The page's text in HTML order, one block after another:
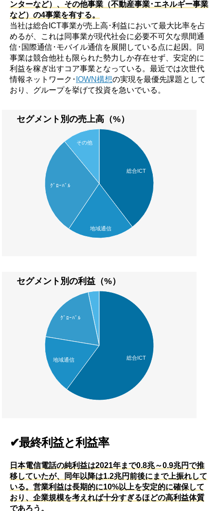
ンターなど）、その他事業（不動産事業･エネルギー事業
など）の4事業を有する。
当社は総合ICT事業が売上高･利益において最大比率を占
めるが、これは同事業が現代社会に必要不可欠な県間通
信･国際通信･モバイル通信を展開している点に起因。同
事業は競合他社も限られた勢力しか存在せず、安定的に
利益を稼ぎ出すコア事業となっている。最近では次世代
情報ネットワーク･ IOWN構想の実現を最優先課題として
おり、グループを挙げて投資を急いでいる。
セグメント別の売上高（%）
総合ICT
その他
ｸﾞﾛｰﾊﾞﾙ
地域通信
セグメント別の利益（%）
ｸﾞﾛｰﾊﾞﾙ
地域通信 総合ICT
✔最終利益と利益率
日本電信電話の純利益は2021年まで0.8兆～0.9兆円で推
移していたが、同年以降は1.2兆円前後にまで上振れして
いる。営業利益は長期的に10%以上を安定的に確保して
おり、企業規模を考えれば十分すぎるほどの高利益体質
であろう。